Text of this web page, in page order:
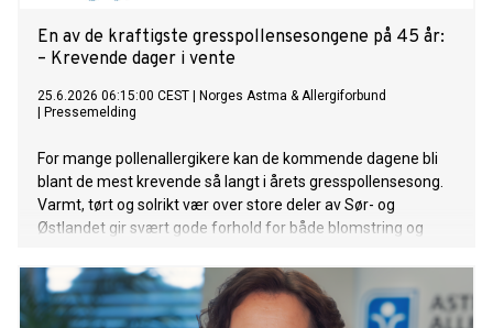
En av de kraftigste gresspollensesongene på 45 år:
– Krevende dager i vente
25.6.2026 06:15:00 CEST
Norges Astma & Allergiforbund
Pressemelding
For mange pollenallergikere kan de kommende dagene bli
blant de mest krevende så langt i årets gresspollensesong.
Varmt, tørt og solrikt vær over store deler av Sør- og
Østlandet gir svært gode forhold for både blomstring og